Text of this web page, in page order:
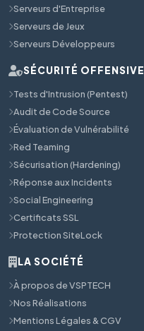
Serveurs d'Entreprise
Serveurs de Jeux
Serveurs Développeurs
SÉCURITÉ OFFENSIVE
Tests d'Intrusion (Pentest)
Audit de Code Source
Évaluation de Vulnérabilité
Red Teaming
Sécurisation (Hardening)
Réponse aux Incidents
Social Engineering
Certificats SSL
Protection SiteLock
LA SOCIÉTÉ
À propos de VSPTECH
Nos Réalisations
Mentions Légales & CGV